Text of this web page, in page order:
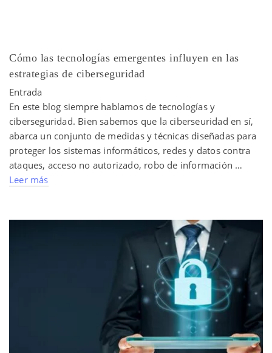
Cómo las tecnologías emergentes influyen en las
estrategias de ciberseguridad
Entrada
En este blog siempre hablamos de tecnologías y
ciberseguridad. Bien sabemos que la ciberseuridad en sí,
abarca un conjunto de medidas y técnicas diseñadas para
proteger los sistemas informáticos, redes y datos contra
ataques, acceso no autorizado, robo de información …
Leer más